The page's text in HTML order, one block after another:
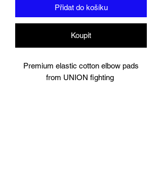
Přidat do košíku
Koupit
Premium elastic cotton elbow pads
from UNION fighting